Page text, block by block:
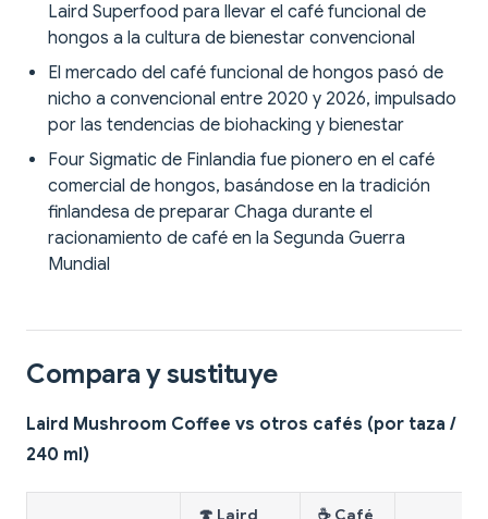
Laird Superfood para llevar el café funcional de
hongos a la cultura de bienestar convencional
El mercado del café funcional de hongos pasó de
nicho a convencional entre 2020 y 2026, impulsado
por las tendencias de biohacking y bienestar
Four Sigmatic de Finlandia fue pionero en el café
comercial de hongos, basándose en la tradición
finlandesa de preparar Chaga durante el
racionamiento de café en la Segunda Guerra
Mundial
Compara y sustituye
Laird Mushroom Coffee vs otros cafés (por taza /
240 ml)
🍄 Laird
☕ Café